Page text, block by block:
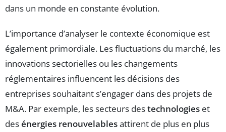
dans un monde en constante évolution.
L’importance d’analyser le contexte économique est
également primordiale. Les fluctuations du marché, les
innovations sectorielles ou les changements
réglementaires influencent les décisions des
entreprises souhaitant s’engager dans des projets de
M&A. Par exemple, les secteurs destechnologies et
desénergies renouvelablesattirent de plus en plus